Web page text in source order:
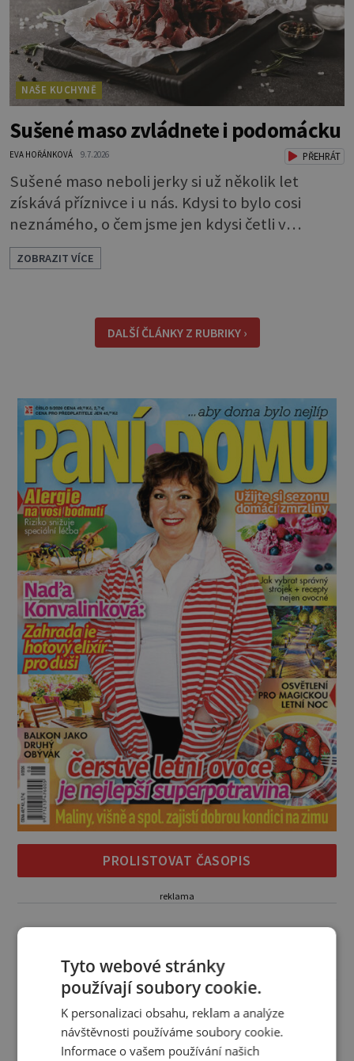
NAŠE KUCHYNĚ
Sušené maso zvládnete i podomácku
EVA HOŘÁNKOVÁ 9.7.2026 PŘEHRÁT
Sušené maso neboli jerky si už několik let
získává příznivce i u nás. Kdysi to bylo cosi
neznámého, o čem jsme jen kdysi četli v
knihách o americkém západě. Dneska si je
můžeme klidně koupit, ale také, což je ještě
během dne a určitě se vám hodí na výletě,
protože v batohu nezabere téměř žádné místo
ZOBRAZIT VÍCE
DALŠÍ ČLÁNKY Z RUBRIKY ›
PROLISTOVAT ČASOPIS
reklama
Šikovné tipy
I psí senior správnou péčí omládne
U čtyřnohých mazlíčků je to stejné
jako u lidí. Na některém jsou přibývající
léta znát hned na první pohled, u
Tyto webové stránky
používají soubory cookie.
K personalizaci obsahu, reklam a analýze
návštěvnosti používáme soubory cookie.
Informace o vašem používání našich